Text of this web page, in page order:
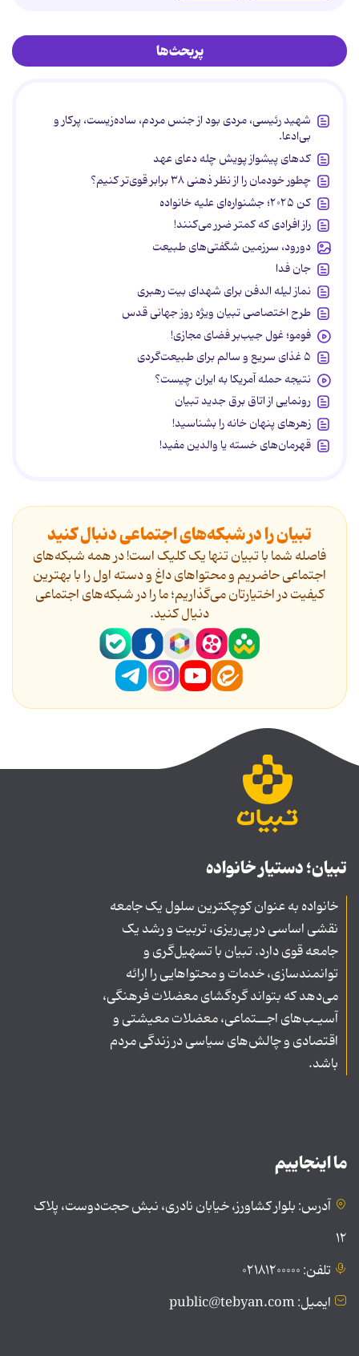
پربحث‌ها
شهید رئیسی، مردی بود از جنس مردم، ساده‌زیست، پرکار و
بی‌ادعا.
کدهای پیشواز پویش چله دعای عهد
چطور خودمان را از نظر ذهنی ۳۸ برابر قوی‌تر کنیم؟
کن ۲۰۲۵؛ جشنواره‌ای علیه خانواده
راز افرادی که کمتر ضرر می‌کنند!
دورود، سرزمین شگفتی‌های طبیعت
جان فدا
نماز لیله الدفن برای شهدای بیت رهبری
طرح اختصاصی تبیان ویژه روز جهانی قدس
فومو؛ غول جیب‌بر فضای مجازی!
۵ غذای سریع و سالم برای طبیعت‌گردی
نتیجه حمله آمریکا به ایران چیست؟
رونمایی از اتاق برق جدید تبیان
زهرهای پنهان خانه را بشناسید!
قهرمان‌های خسته یا والدین مفید!
تبیان را در شبکه‌های اجتماعی دنبال کنید
فاصله شما با تبیان تنها یک کلیک است! در همه شبکه‌های
اجتماعی حاضریم و محتواهای داغ و دسته اول را با بهترین
کیفیت در اختیارتان می‌گذاریم؛ ما را در شبکه‌های اجتماعی
دنیال کنید.
تبیان؛ دستیار خانواده
خانواده به عنوان کوچکترین سلول یک جامعه
نقشی اساسی در پی‌ریزی، تربیت و رشد یک
جامعه قوی دارد. تبیان با تسهیل‌گری و
توانمندسازی، خدمات و محتواهایی را ارائه
می‌دهد که بتواند گره‌گشای معضلات فرهنگی،
آسیـب‌های اجــتماعی، معضلات معیشتی و
اقتصادی و چالش‌های سیاسی در زندگی مردم
باشد.
ما اینجاییم
آدرس: بلوار کشاورز، خیابان نادری، نبش حجت‌دوست، پلاک
۱۲
تلفن: ۰۲۱۸۱۲۰۰۰۰۰
ایمیل: public@tebyan.com